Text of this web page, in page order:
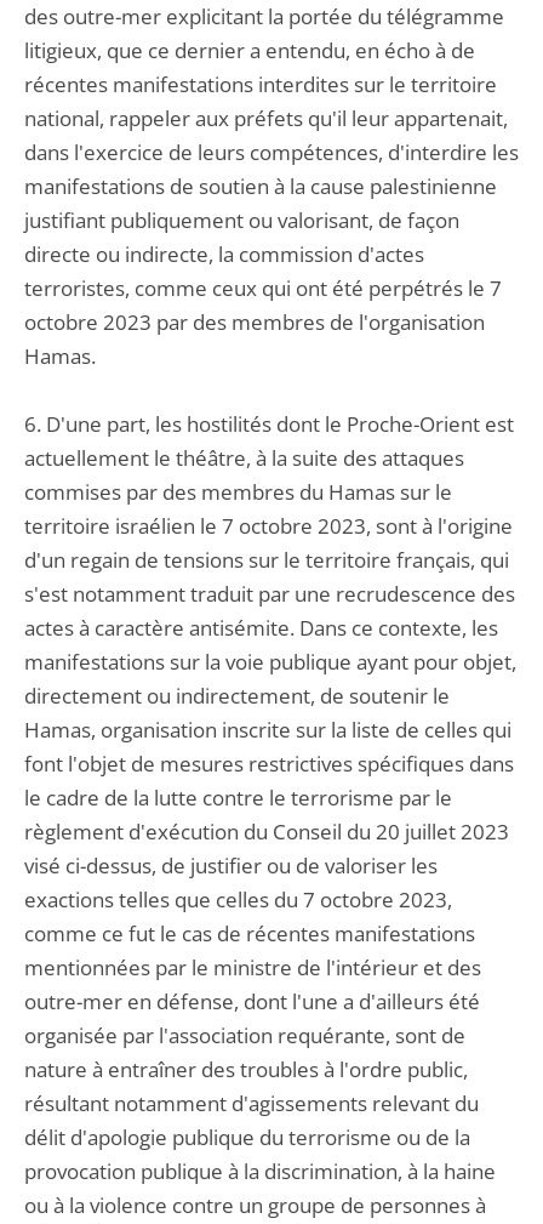
des outre-mer explicitant la portée du télégramme
litigieux, que ce dernier a entendu, en écho à de
récentes manifestations interdites sur le territoire
national, rappeler aux préfets qu'il leur appartenait,
dans l'exercice de leurs compétences, d'interdire les
manifestations de soutien à la cause palestinienne
justifiant publiquement ou valorisant, de façon
directe ou indirecte, la commission d'actes
terroristes, comme ceux qui ont été perpétrés le 7
octobre 2023 par des membres de l'organisation
Hamas.
6. D'une part, les hostilités dont le Proche-Orient est
actuellement le théâtre, à la suite des attaques
commises par des membres du Hamas sur le
territoire israélien le 7 octobre 2023, sont à l'origine
d'un regain de tensions sur le territoire français, qui
s'est notamment traduit par une recrudescence des
actes à caractère antisémite. Dans ce contexte, les
manifestations sur la voie publique ayant pour objet,
directement ou indirectement, de soutenir le
Hamas, organisation inscrite sur la liste de celles qui
font l'objet de mesures restrictives spécifiques dans
le cadre de la lutte contre le terrorisme par le
règlement d'exécution du Conseil du 20 juillet 2023
visé ci-dessus, de justifier ou de valoriser les
exactions telles que celles du 7 octobre 2023,
comme ce fut le cas de récentes manifestations
mentionnées par le ministre de l'intérieur et des
outre-mer en défense, dont l'une a d'ailleurs été
organisée par l'association requérante, sont de
nature à entraîner des troubles à l'ordre public,
résultant notamment d'agissements relevant du
délit d'apologie publique du terrorisme ou de la
provocation publique à la discrimination, à la haine
ou à la violence contre un groupe de personnes à